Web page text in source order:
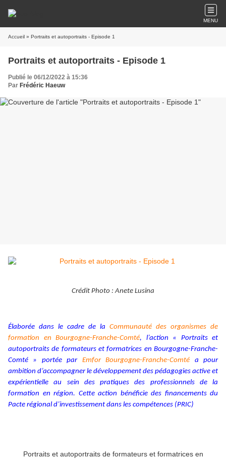
MENU
Accueil » Portraits et autoportraits - Episode 1
Portraits et autoportraits - Episode 1
Publié le 06/12/2022 à 15:36
Par Frédéric Haeuw
Crédit Photo : Anete Lusina
Élaborée dans le cadre de la Communauté des organismes de
formation en Bourgogne-Franche-Comté, l’action « Portraits et
autoportraits de formateurs et formatrices en Bourgogne-Franche-
Comté » portée par Emfor Bourgogne-Franche-Comté a pour
ambition d’accompagner le développement des pédagogies active et
expérientielle au sein des pratiques des professionnels de la
formation en région. Cette action bénéficie des financements du
Pacte régional d’investissement dans les compétences (PRIC)
Portraits et autoportraits de formateurs et formatrices en